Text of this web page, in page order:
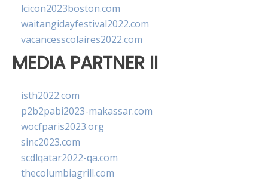
lcicon2023boston.com
waitangidayfestival2022.com
vacancesscolaires2022.com
MEDIA PARTNER II
isth2022.com
p2b2pabi2023-makassar.com
wocfparis2023.org
sinc2023.com
scdlqatar2022-qa.com
thecolumbiagrill.com